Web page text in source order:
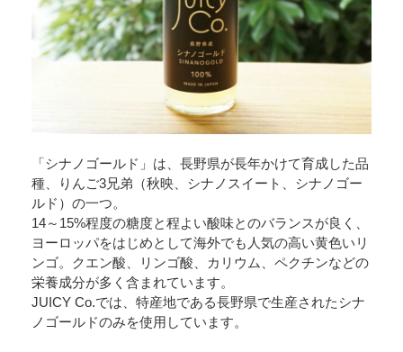
「シナノゴールド」は、長野県が長年かけて育成した品
種、りんご3兄弟（秋映、シナノスイート、シナノゴー
ルド）の一つ。
14～15%程度の糖度と程よい酸味とのバランスが良く、
ヨーロッパをはじめとして海外でも人気の高い黄色いリ
ンゴ。クエン酸、リンゴ酸、カリウム、ペクチンなどの
栄養成分が多く含まれています。
JUICY Co.では、特産地である長野県で生産されたシナ
ノゴールドのみを使用しています。